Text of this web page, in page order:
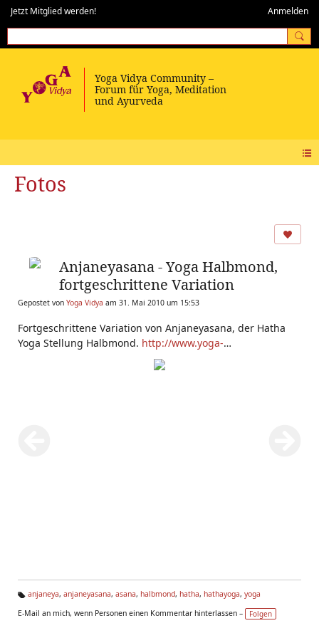
Jetzt Mitglied werden! Anmelden
Fotos
Anjaneyasana - Yoga Halbmond,
fortgeschrittene Variation
Gepostet von Yoga Vidya am 31. Mai 2010 um 15:53
Fortgeschrittene Variation von Anjaneyasana, der Hatha
Yoga Stellung Halbmond. http://www.yoga-
vidya.de/de/asana/halbmond.html
g
anjaneya, anjaneyasana, asana, halbmond, hatha, hathayoga, yoga
E-Mail an mich, wenn Personen einen Kommentar hinterlassen –
Folgen